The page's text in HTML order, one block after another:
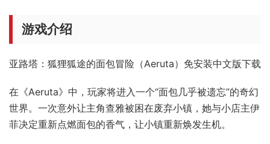
游戏介绍
亚路塔：狐狸狐途的面包冒险（Aeruta）免安装中文版下载
在《Aeruta》中，玩家将进入一个“面包几乎被遗忘”的奇幻
世界。一次意外让主角查雅被困在废弃小镇，她与小店主伊
菲决定重新点燃面包的香气，让小镇重新焕发生机。